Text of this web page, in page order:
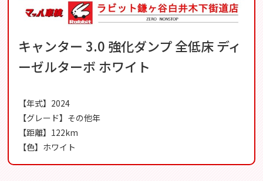
キャンター 3.0 強化ダンプ 全低床 ディ
ーゼルターボ ホワイト
【年式】2024
【グレード】その他年
【距離】122km
【色】ホワイト